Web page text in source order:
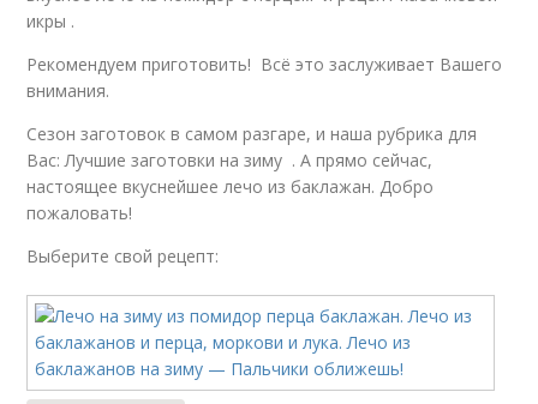
икры .
Рекомендуем приготовить! Всё это заслуживает Вашего
внимания.
Сезон заготовок в самом разгаре, и наша рубрика для
Вас: Лучшие заготовки на зиму . А прямо сейчас,
настоящее вкуснейшее лечо из баклажан. Добро
пожаловать!
Выберите свой рецепт: